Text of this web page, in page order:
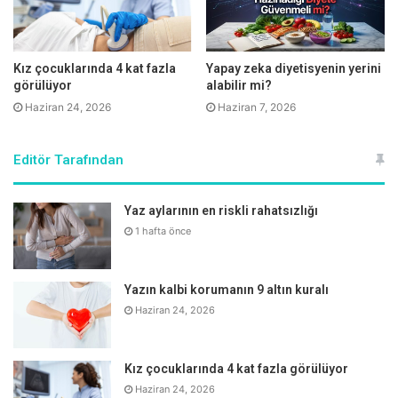
Tencere yemekleri ile besleyin
Dr. Serap Sapmaz Deniz “Son yıllarda çok sık tüketilen fast
maddeleri içerir. Bu maddeler tat duyusunda bağımlılık
Ayrıca obezite, insülin direnci vb kronik sağlık sorunlarına
yol açar. Bu nedenle mutlaka evde tencere yemekleri
hazırlayın” diyor.
Omega-3 içeriği yüksek besinler yedirin
Güçlü bir bağışıklık sistemi için omega 3 içeriği yüksek
Kız çocuklarında 4 kat fazla
görülüyor
Haziran 24, 2026
Yapay zeka diyetisyenin yerini
alabilir mi?
Haziran 7, 2026
Editör Tarafından
Yaz aylarının en riskli rahatsızlığı
1 hafta önce
Yazın kalbi korumanın 9 altın kuralı
Haziran 24, 2026
Kız çocuklarında 4 kat fazla görülüyor
Haziran 24, 2026